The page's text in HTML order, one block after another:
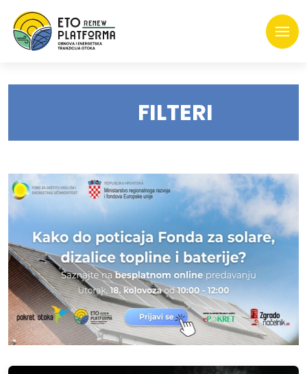
FILTERI